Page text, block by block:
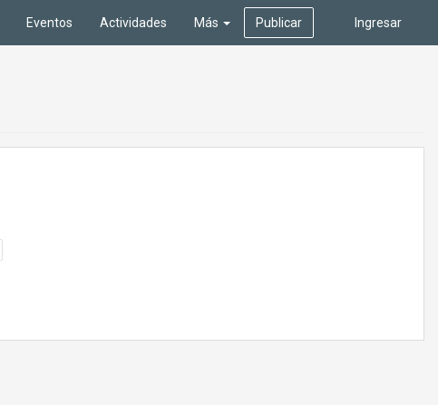
Ingresar
Eventos Actividades Más Publicar